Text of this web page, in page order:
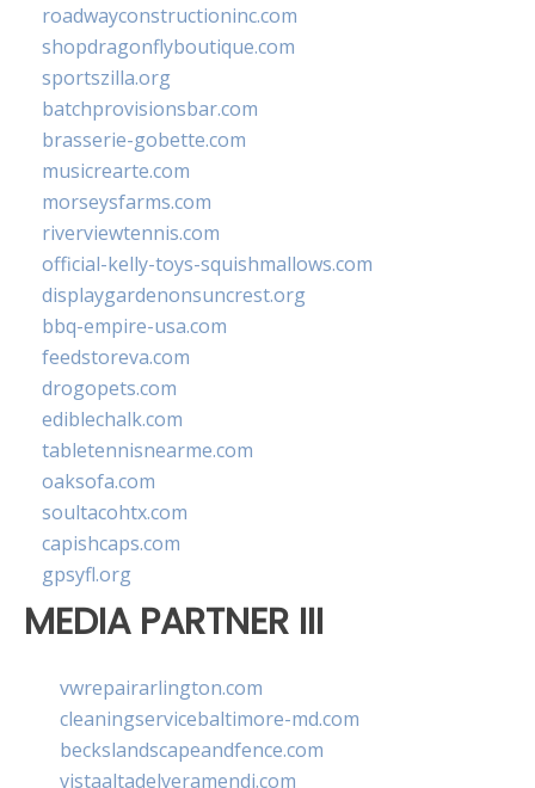
roadwayconstructioninc.com
shopdragonflyboutique.com
sportszilla.org
batchprovisionsbar.com
brasserie-gobette.com
musicrearte.com
morseysfarms.com
riverviewtennis.com
official-kelly-toys-squishmallows.com
displaygardenonsuncrest.org
bbq-empire-usa.com
feedstoreva.com
drogopets.com
ediblechalk.com
tabletennisnearme.com
oaksofa.com
soultacohtx.com
capishcaps.com
gpsyfl.org
MEDIA PARTNER III
vwrepairarlington.com
cleaningservicebaltimore-md.com
beckslandscapeandfence.com
vistaaltadelveramendi.com